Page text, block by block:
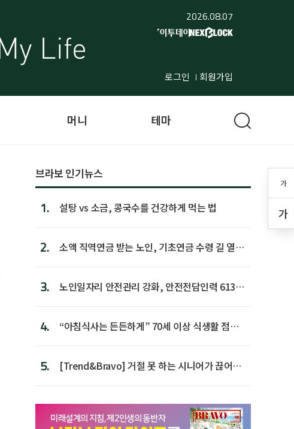
2026.08.07
로그인 회원가입
가
가
머니 테마
브라보 인기뉴스
1. 설탕 vs 소금, 콩국수를 건강하게 먹는 법
2.
소액 직역연금 받는 노인, 기초연금 수령 길 열린
3.
노인일자리 안전관리 강화, 안전전담인력 613명
4.
“아침식사는 든든하게” 70세 이상 식생활 점수
5.
[Trend&Bravo] 거절 못 하는 시니어가 끊어야